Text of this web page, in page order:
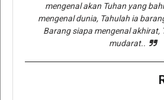
mengenal akan Tuhan yang
mengenal dunia, Tahulah ia
Barang siapa mengenal akhirat,
mudarat..